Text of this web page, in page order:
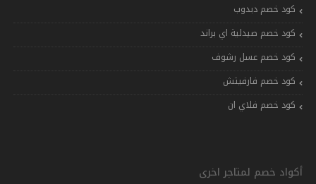
كود خصم دبدوب
كود خصم صيدلية اي براند
كود خصم عسل رشوف
كود خصم فارفيتش
كود خصم فلاي ان
أكواد خصم لمتاجر اخرى